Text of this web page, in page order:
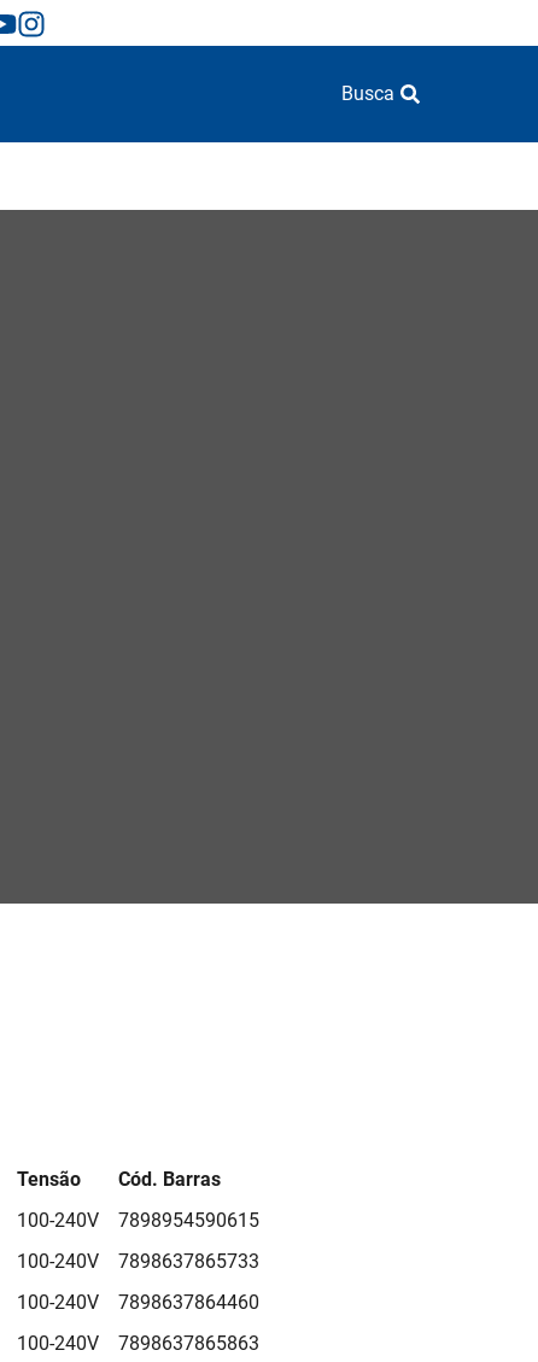
Busca
Tensão
Cód. Barras
100-240V
7898954590615
100-240V
7898637865733
100-240V
7898637864460
100-240V
7898637865863